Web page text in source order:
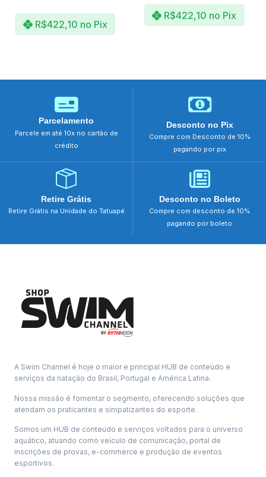
R$422,10 no Pix
R$422,10 no Pix
Parcelamento
Parcele em até 10x no cartão de
crédito
Desconto no Pix
Compre com Desconto de 10%
pagando por pix
Retire Grátis
Retire Grátis na Unidade do Tatuapé
Desconto no Boleto
Compre com desconto de 10%
pagando por boleto
A Swim Channel é hoje o maior e principal HUB de conteúdo e
serviços da natação do Brasil, Portugal e América Latina.
Nossa missão é fomentar o segmento, oferecendo soluções que
atendam os praticantes e simpatizantes do esporte.
Somos um HUB de conteúdo e serviços voltados para o universo
aquático, atuando como veículo de comunicação, portal de
inscrições de provas, e-commerce e produção de eventos
esportivos.